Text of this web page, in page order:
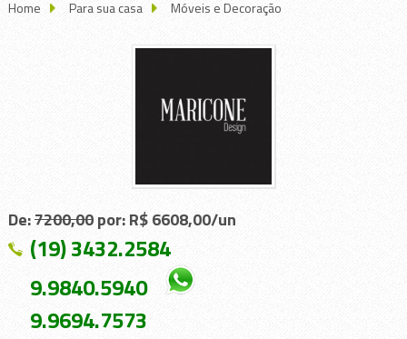
Home
Para sua casa Móveis e Decoração
De:7200,00por: R$ 6608,00/un
(19) 3432.2584
9.9840.5940
9.9694.7573